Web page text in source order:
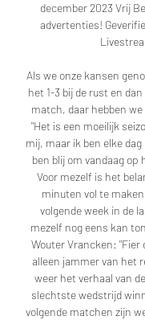
december 2023 Vrij
advertenties!
Als we onze kansen
het 1-3 bij de rust en
match, daar hebben
"Het is een moeilijk
mij, maar ik ben elke
ben blij om vandaag op
Voor mezelf is het
minuten vol te
volgende week in de
mezelf nog eens kan
Wouter Vrancken: "Fier
alleen jammer van het
weer het verhaal van
slechtste wedstrijd
volgende matchen zijn